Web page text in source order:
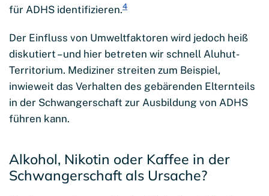
für ADHS identifizieren.4
Der Einfluss von Umweltfaktoren wird jedoch heiß
diskutiert – und hier betreten wir schnell Aluhut-
Territorium. Mediziner streiten zum Beispiel,
inwieweit das Verhalten des gebärenden Elternteils
in der Schwangerschaft zur Ausbildung von ADHS
führen kann.
Alkohol, Nikotin oder Kaffee in der
Schwangerschaft als Ursache?